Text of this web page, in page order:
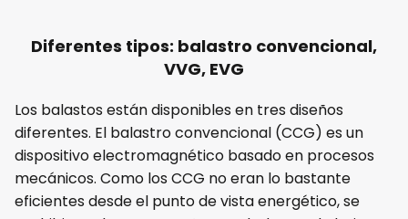
Diferentes tipos: balastro convencional,
VVG, EVG
Los balastos están disponibles en tres diseños
diferentes. El balastro convencional (CCG) es un
dispositivo electromagnético basado en procesos
mecánicos. Como los CCG no eran lo bastante
eficientes desde el punto de vista energético, se